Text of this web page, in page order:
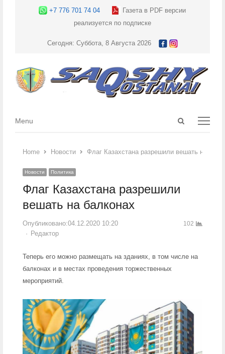
+7 776 701 74 04
Газета в PDF версии
реализуется по подписке
Сегодня: Суббота, 8 Августа 2026
Open
Menu
Menu
Home Новости Флаг Казахстана разрешили вешать на
Новости Политика
Флаг Казахстана разрешили
вешать на балконах
Опубликовано:04.12.2020 10:20
Author
Редактор
102
Теперь его можно размещать на зданиях, в том числе на
балконах и в местах проведения торжественных
мероприятий.